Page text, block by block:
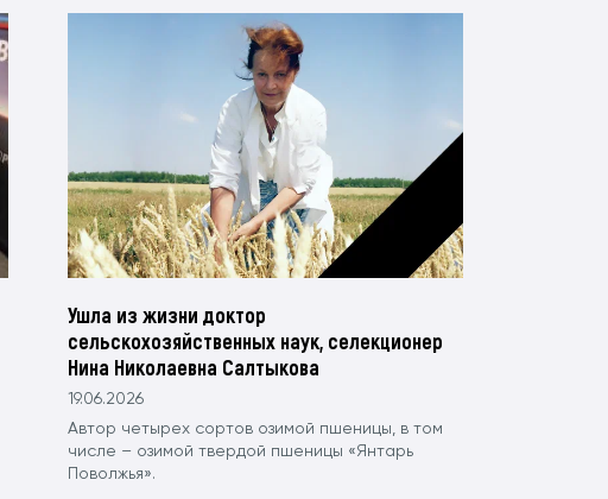
Ушла из жизни доктор
сельскохозяйственных наук, селекционер
Нина Николаевна Салтыкова
19.06.2026
Автор четырех сортов озимой пшеницы, в том
числе – озимой твердой пшеницы «Янтарь
Поволжья».